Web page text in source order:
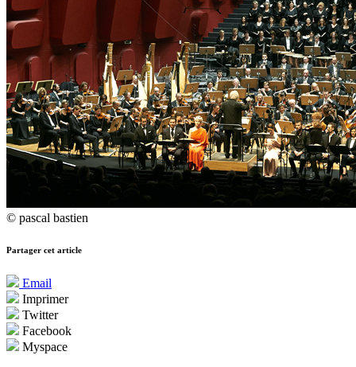
© pascal bastien
Partager cet article
Email
Imprimer
Twitter
Facebook
Myspace